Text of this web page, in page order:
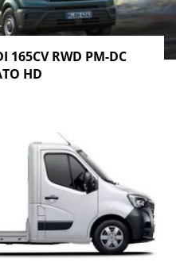
165CV RWD PM-DC
HD